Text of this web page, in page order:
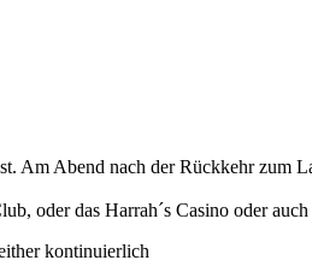
Abend nach der Rückkehr zum
oder das Harrah´s Casino oder auch
kontinuierlich